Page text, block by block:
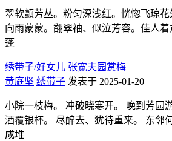
翠软颤芳丛。粉匀深浅红。恍惚飞琼
向雨蒙蒙。翻翠袖、似泣芳容。佳人
蓬
绣带子/好女儿 张宽夫园赏梅
黄庭坚 绣带子 发表于 2025-01-20
小院一枝梅。 冲破晓寒开。 晚到芳园
酒覆银杯。 尽醉去、犹待重来。 东邻
成堆